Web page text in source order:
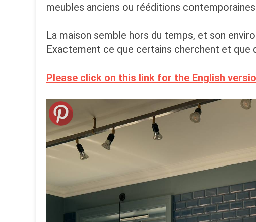
meubles anciens ou rééditions
La maison semble hors du temps, et son
Exactement ce que certains cherchent et que
Please click on this link for the English